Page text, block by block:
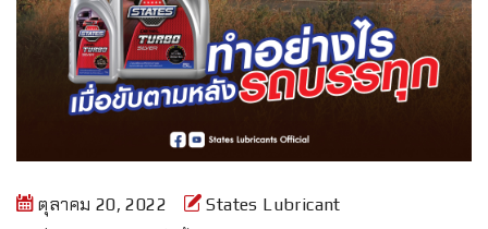
ตุลาคม 20, 2022 States Lubricant